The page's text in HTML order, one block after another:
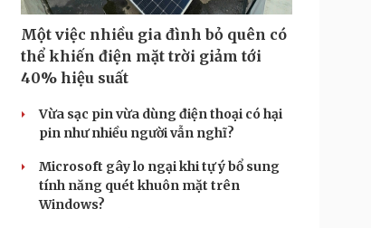
Một việc nhiều gia đình bỏ quên có
thể khiến điện mặt trời giảm tới
40% hiệu suất
Vừa sạc pin vừa dùng điện thoại có hại
pin như nhiều người vẫn nghĩ?
Microsoft gây lo ngại khi tự ý bổ sung
tính năng quét khuôn mặt trên
Windows?